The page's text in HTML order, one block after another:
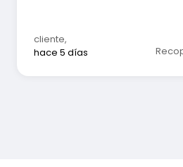
cliente,
hace 5 días